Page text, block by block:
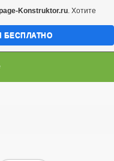
Konstruktor.ru. Хотите
БЕСПЛАТНО